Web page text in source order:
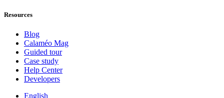
Resources
Blog
Calaméo Mag
Guided tour
Case study
Help Center
Developers
English